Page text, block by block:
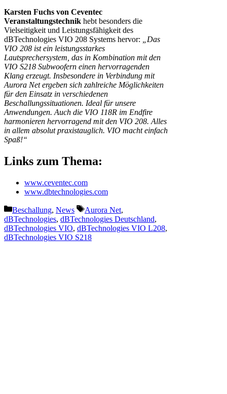
Karsten Fuchs von Ceventec
Veranstaltungstechnik hebt besonders die
Vielseitigkeit und Leistungsfähigkeit des
dBTechnologies VIO 208 Systems hervor:
„Das
VIO 208 ist ein leistungsstarkes
Lautsprechersystem, das in Kombination mit den
VIO S218 Subwoofern einen hervorragenden
Klang erzeugt. Insbesondere in Verbindung mit
Aurora Net ergeben sich zahlreiche Möglichkeiten
für den Einsatz in verschiedenen
Beschallungssituationen. Ideal für unsere
Anwendungen. Auch die VIO 118R im Endfire
harmonieren hervorragend mit den VIO 208. Alles
in allem absolut praxistauglich. VIO macht einfach
Spaß!“
Links zum Thema:
www.ceventec.com
www.dbtechnologies.com
Kategorien
Beschallung, News Schlagwörter
Aurora Net,
dBTechnologies, dBTechnologies Deutschland,
dBTechnologies VIO, dBTechnologies VIO L208,
dBTechnologies VIO S218